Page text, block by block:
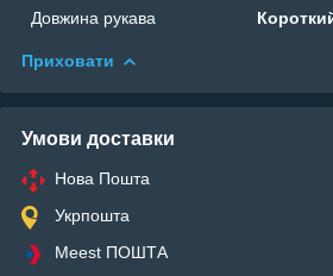
Довжина рукава
Приховати
Умови доставки
Нова Пошта
Укрпошта
Meest ПОШТА